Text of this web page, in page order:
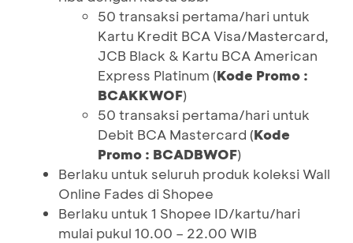
50 transaksi pertama/hari untuk
Kartu Kredit BCA Visa/Mastercard,
JCB Black & Kartu BCA American
Express Platinum (Kode Promo :
BCAKKWOF)
50 transaksi pertama/hari untuk
Debit BCA Mastercard (Kode
Promo : BCADBWOF)
Berlaku untuk seluruh produk koleksi Wall
Online Fades di Shopee
Berlaku untuk 1 Shopee ID/kartu/hari
mulai pukul 10.00 – 22.00 WIB